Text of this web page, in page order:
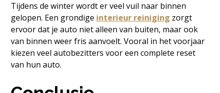
Tijdens de winter wordt er veel vuil naar binnen
gelopen. Een grondige interieur reiniging zorgt
ervoor dat je auto niet alleen van buiten, maar ook
van binnen weer fris aanvoelt. Vooral in het voorjaar
kiezen veel autobezitters voor een complete reset
van hun auto.